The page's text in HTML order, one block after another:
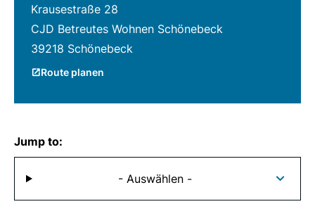
Krausestraße 28
CJD Betreutes Wohnen Schönebeck
39218 Schönebeck
Route planen
Jump to:
- Auswählen -